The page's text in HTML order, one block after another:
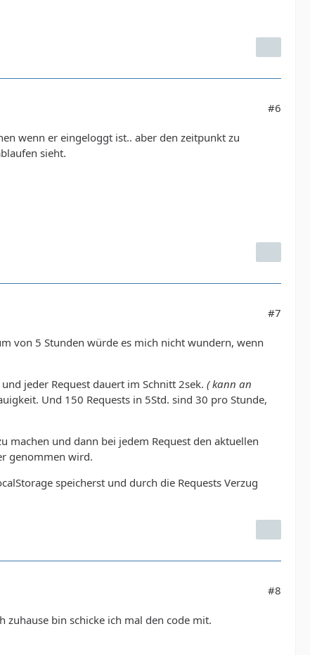
#6
wenn er eingeloggt ist.. aber den zeitpunkt zu
sieht.
#7
von 5 Stunden würde es mich nicht wundern, wenn
jeder Request dauert im Schnitt 2sek. ( kann an
Und 150 Requests in 5Std. sind 30 pro Stunde,
machen und dann bei jedem Request den aktuellen
genommen wird.
speicherst und durch die Requests Verzug
#8
bin schicke ich mal den code mit.